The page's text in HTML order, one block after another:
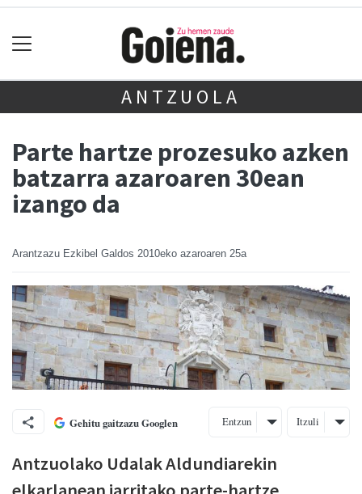
ANTZUOLA
Parte hartze prozesuko azken
batzarra azaroaren 30ean
izango da
Arantzazu Ezkibel Galdos 2010eko azaroaren 25a
Gehitu gaitzazu Googlen Entzun Itzuli
Antzuolako Udalak Aldundiarekin